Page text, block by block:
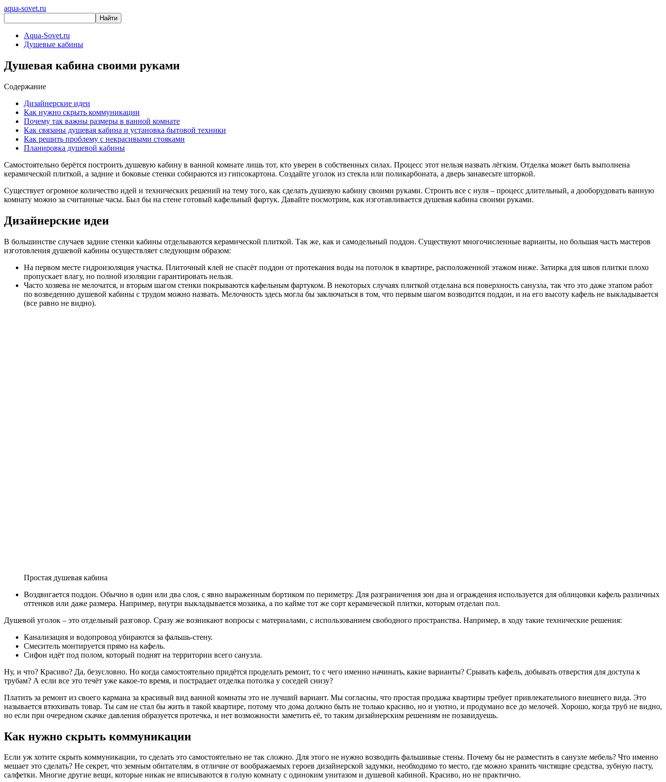
aqua-sovet.ru
Aqua-Sovet.ru
Душевые кабины
Душевая кабина своими руками
Содержание
Дизайнерские идеи
Как нужно скрыть коммуникации
Почему так важны размеры в ванной комнате
Как связаны душевая кабина и установка бытовой техники
Как решить проблему с некрасивыми стояками
Планировка душевой кабины
Самостоятельно берётся построить душевую кабину в ванной комнате лишь тот, кто уверен в собственных силах. Процесс этот нельзя назвать лёгким. Отделка может быть выполнена
керамической плиткой, а задние и боковые стенки собираются из гипсокартона. Создайте уголок из стекла или поликарбоната, а дверь занавесьте шторкой.
Существует огромное количество идей и технических решений на тему того, как сделать душевую кабину своими руками. Строить все с нуля – процесс длительный, а дооборудовать ванную
комнату можно за считанные часы. Был бы на стене готовый кафельный фартук. Давайте посмотрим, как изготавливается душевая кабина своими руками.
Дизайнерские идеи
В большинстве случаев задние стенки кабины отделываются керамической плиткой. Так же, как и самодельный поддон. Существуют многочисленные варианты, но большая часть мастеров
изготовления душевой кабины осуществляет следующим образом:
На первом месте гидроизоляция участка. Плиточный клей не спасёт поддон от протекания воды на потолок в квартире, расположенной этажом ниже. Затирка для швов плитки плохо
пропускает влагу, но полной изоляции гарантировать нельзя.
Часто хозяева не мелочатся, и вторым шагом стенки покрываются кафельным фартуком. В некоторых случаях плиткой отделана вся поверхность санузла, так что это даже этапом работ
по возведению душевой кабины с трудом можно назвать. Мелочность здесь могла бы заключаться в том, что первым шагом возводится поддон, и на его высоту кафель не выкладывается
(все равно не видно).
Простая душевая кабина
Воздвигается поддон. Обычно в один или два слоя, с явно выраженным бортиком по периметру. Для разграничения зон дна и ограждения используется для облицовки кафель различных
оттенков или даже размера. Например, внутри выкладывается мозаика, а по кайме тот же сорт керамической плитки, которым отделан пол.
Душевой уголок – это отдельный разговор. Сразу же возникают вопросы с материалами, с использованием свободного пространства. Например, в ходу такие технические решения:
Канализация и водопровод убираются за фальшь-стену.
Смеситель монтируется прямо на кафель.
Сифон идёт под полом, который поднят на территории всего санузла.
Ну, и что? Красиво? Да, безусловно. Но когда самостоятельно придётся проделать ремонт, то с чего именно начинать, какие варианты? Срывать кафель, добывать отверстия для доступа к
трубам? А если все это течёт уже какое-то время, и пострадает отделка потолка у соседей снизу?
Платить за ремонт из своего кармана за красивый вид ванной комнаты это не лучший вариант. Мы согласны, что простая продажа квартиры требует привлекательного внешнего вида. Это
называется втюхивать товар. Ты сам не стал бы жить в такой квартире, потому что дома должно быть не только красиво, но и уютно, и продумано все до мелочей. Хорошо, когда труб не видно,
но если при очередном скачке давления образуется протечка, и нет возможности заметить её, то таким дизайнерским решениям не позавидуешь.
Как нужно скрыть коммуникации
Если уж хотите скрыть коммуникации, то сделать это самостоятельно не так сложно. Для этого не нужно возводить фальшивые стены. Почему бы не разместить в санузле мебель? Что именно
мешает это сделать? Не секрет, что земным обитателям, в отличие от воображаемых героев дизайнерской задумки, необходимо то место, где можно хранить чистящие средства, зубную пасту,
салфетки. Многие другие вещи, которые никак не вписываются в голую комнату с одиноким унитазом и душевой кабиной. Красиво, но не практично.